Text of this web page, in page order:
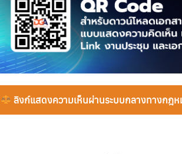
ลิงก์แสดงความเห็นผ่านระบบกลางทางกฎ